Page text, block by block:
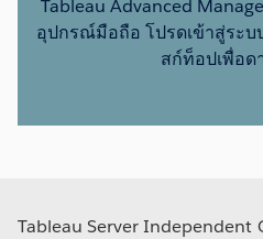
Tableau Advanced
อุปกรณ์มือถือ โปรดเข้าสู่ระบ
สก์ท็อปเพื่อด
Tableau Server Independent